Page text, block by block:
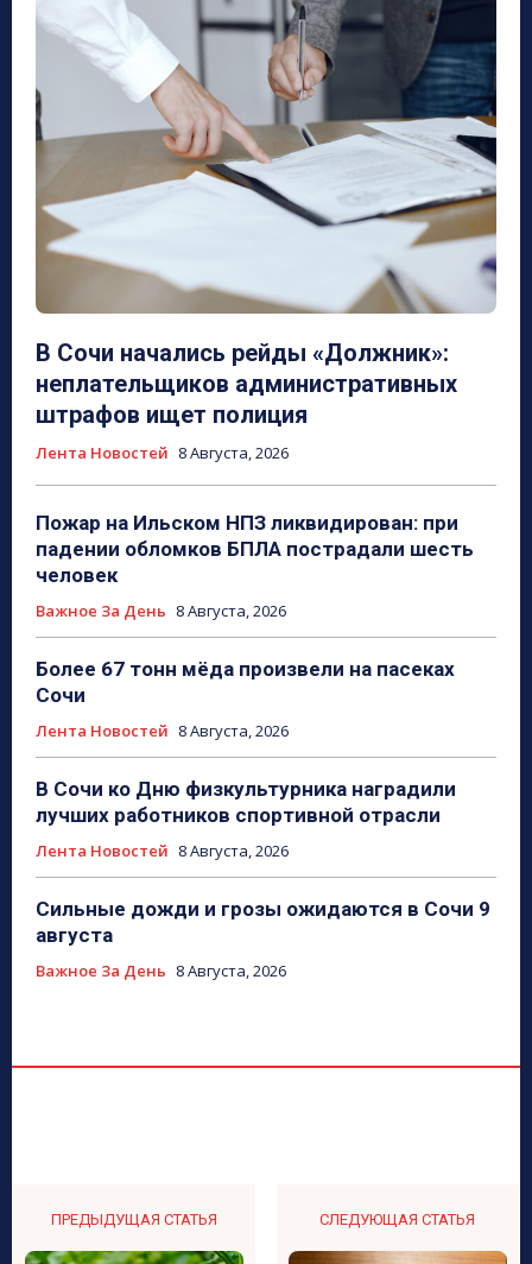
В Сочи начались рейды «Должник»:
неплательщиков административных
штрафов ищет полиция
Лента Новостей 8 Августа, 2026
Пожар на Ильском НПЗ ликвидирован: при
падении обломков БПЛА пострадали шесть
человек
Важное За День 8 Августа, 2026
Более 67 тонн мёда произвели на пасеках
Сочи
Лента Новостей 8 Августа, 2026
В Сочи ко Дню физкультурника наградили
лучших работников спортивной отрасли
Лента Новостей 8 Августа, 2026
Сильные дожди и грозы ожидаются в Сочи 9
августа
Важное За День 8 Августа, 2026
ПРЕДЫДУЩАЯ СТАТЬЯ СЛЕДУЮЩАЯ СТАТЬЯ